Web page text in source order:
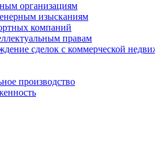
организациям
изысканиям
компаний
правам
сделок с коммерческой
производство